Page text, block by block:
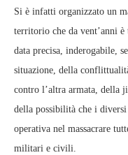
Si è infatti organizzato un
territorio che da vent’anni
data precisa, inderogabile,
situazione, della
contro l’altra armata, della
della possibilità che i
operativa nel massacrare
militari e civili.